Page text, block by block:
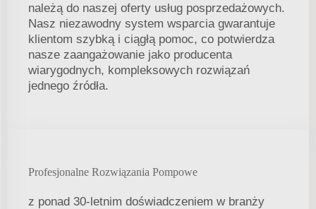
należą do naszej oferty usług posprzedażowych.
Nasz niezawodny system wsparcia gwarantuje
klientom szybką i ciągłą pomoc, co potwierdza
nasze zaangażowanie jako producenta
wiarygodnych, kompleksowych rozwiązań
jednego źródła.
Profesjonalne Rozwiązania Pompowe
z ponad 30-letnim doświadczeniem w branży